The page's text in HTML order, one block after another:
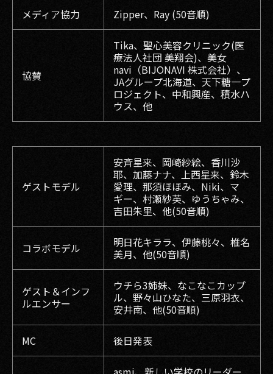
メディア協力 Zipper、Ray (50音順)
協賛
Tika、聖心美容クリニック(医
療法人社団 美翔会)、美女
navi（BIJONAVI 株式会社）、
JAグループ北海道、天下糖一プ
ロジェクト、中和興産、積水ハ
ウス、他
ゲストモデル
安斉星来、岡崎紗絵、香川沙
耶、加藤ナナ、上西星来、鈴木
愛理、那須ほほみ、Niki、マ
ギー、村瀬紗英、ゆうちゃみ、
吉田朱里、他(50音順)
コラボモデル
明日花キララ、伊藤桃々、椎名
美月、他(50音順)
ゲスト＆インフ
ルエンサー
ウチら3姉妹、なこなこカップ
ル、野々山ひなた、三原羽衣、
安井南、他(50音順)
MC 後日発表